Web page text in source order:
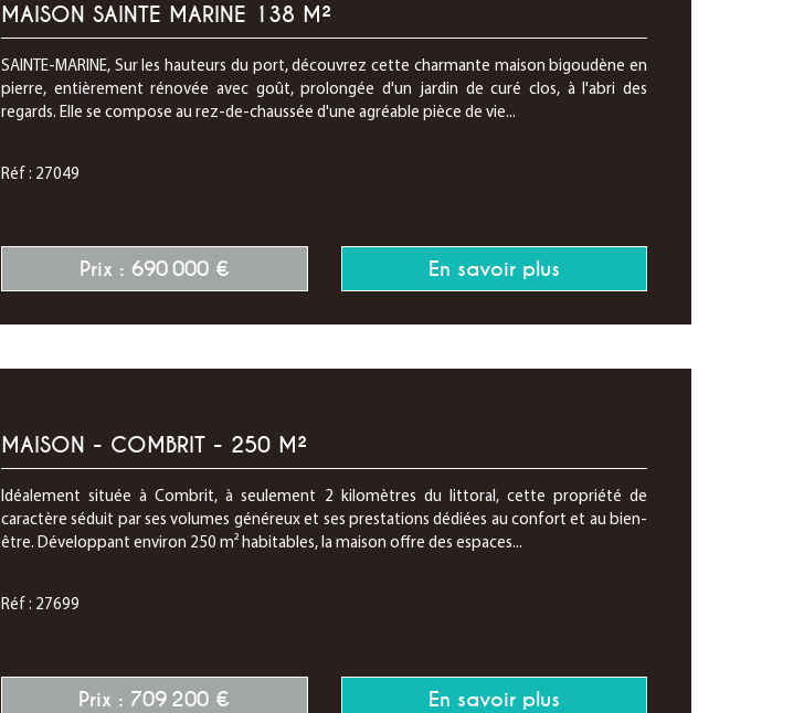
MAISON SAINTE MARINE 138 M²
SAINTE-MARINE, Sur les hauteurs du port, découvrez cette charmante maison bigoudène en
pierre, entièrement rénovée avec goût, prolongée d'un jardin de curé clos, à l'abri des
regards. Elle se compose au rez-de-chaussée d'une agréable pièce de vie...
Réf : 27049
Prix : 690 000 € En savoir plus
MAISON - COMBRIT - 250 M²
Idéalement située à Combrit, à seulement 2 kilomètres du littoral, cette propriété de
caractère séduit par ses volumes généreux et ses prestations dédiées au confort et au bien-
être. Développant environ 250 m² habitables, la maison offre des espaces...
Réf : 27699
Prix : 709 200 € En savoir plus